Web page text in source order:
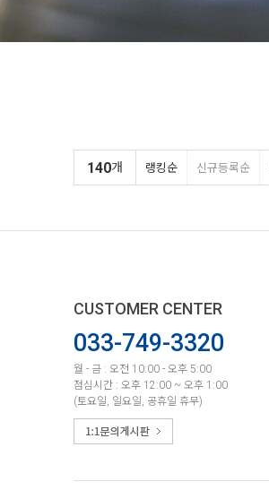
140개 랭킹순 신규등록순
CUSTOMER CENTER
033-749-3320
월 - 금 : 오전 10:00 - 오후 5:00
점심시간 : 오후 12:00 ~ 오후 1:00
(토요일, 일요일, 공휴일 휴무)